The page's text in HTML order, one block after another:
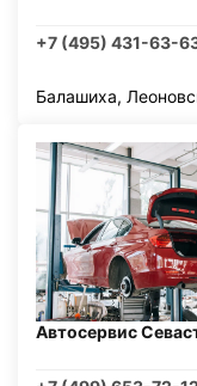
+7 (495) 431-63-
Балашиха,
Автосервис